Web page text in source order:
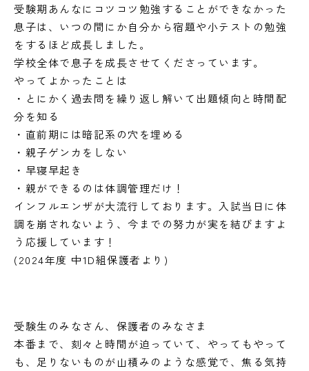
受験期あんなにコツコツ勉強することができなかった
息子は、いつの間にか自分から宿題や小テストの勉強
をするほど成長しました。
学校全体で息子を成長させてくださっています。
やってよかったことは
・とにかく過去問を繰り返し解いて出題傾向と時間配
分を知る
・直前期には暗記系の穴を埋める
・親子ゲンカをしない
・早寝早起き
・親ができるのは体調管理だけ！
インフルエンザが大流行しております。入試当日に体
調を崩されないよう、今までの努力が実を結びますよ
う応援しています！
(2024年度 中1D組保護者より)
受験生のみなさん、保護者のみなさま
本番まで、刻々と時間が迫っていて、やってもやって
も、足りないものが山積みのような感覚で、焦る気持